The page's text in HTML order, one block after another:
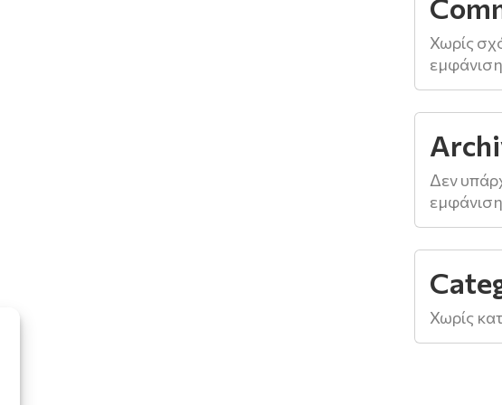
Χωρίς
Δεν
Χωρίς